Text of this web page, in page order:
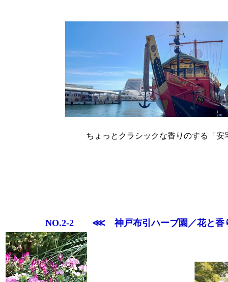
ちょっとクラシックな香りのする「安宅
NO.2-2 ⋘ 神戸布引ハーブ園／花と